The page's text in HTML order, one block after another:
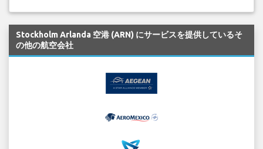
Stockholm Arlanda 空港 (ARN) にサービスを提供しているそ
の他の航空会社